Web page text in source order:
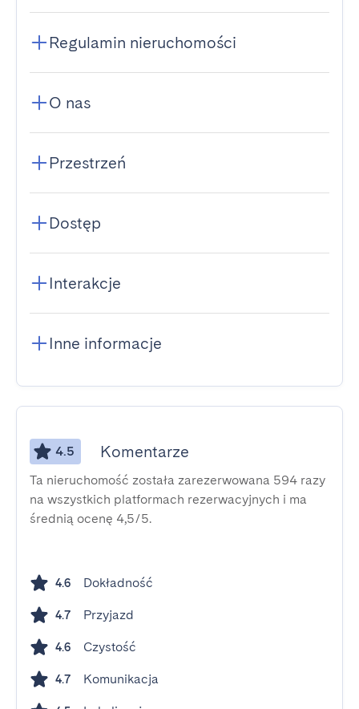
Regulamin nieruchomości
O nas
Przestrzeń
Dostęp
Interakcje
Inne informacje
4.5 Komentarze
Ta nieruchomość została zarezerwowana 594 razy
na wszystkich platformach rezerwacyjnych i ma
średnią ocenę 4,5/5.
4.6 Dokładność
4.7 Przyjazd
4.6 Czystość
4.7 Komunikacja